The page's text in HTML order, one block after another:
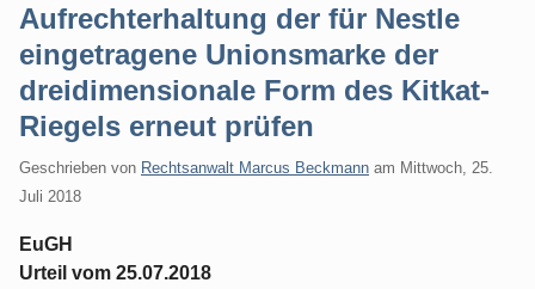
Aufrechterhaltung der für Nestle
eingetragene Unionsmarke der
dreidimensionale Form des Kitkat-
Riegels erneut prüfen
Geschrieben von Rechtsanwalt Marcus Beckmann am Mittwoch, 25.
Juli 2018
EuGH
Urteil vom 25.07.2018